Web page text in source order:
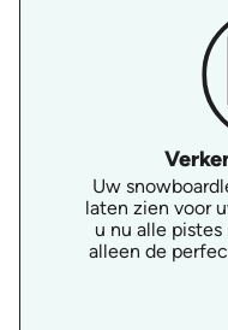
Uw
laten zien voor
u nu alle
alleen de